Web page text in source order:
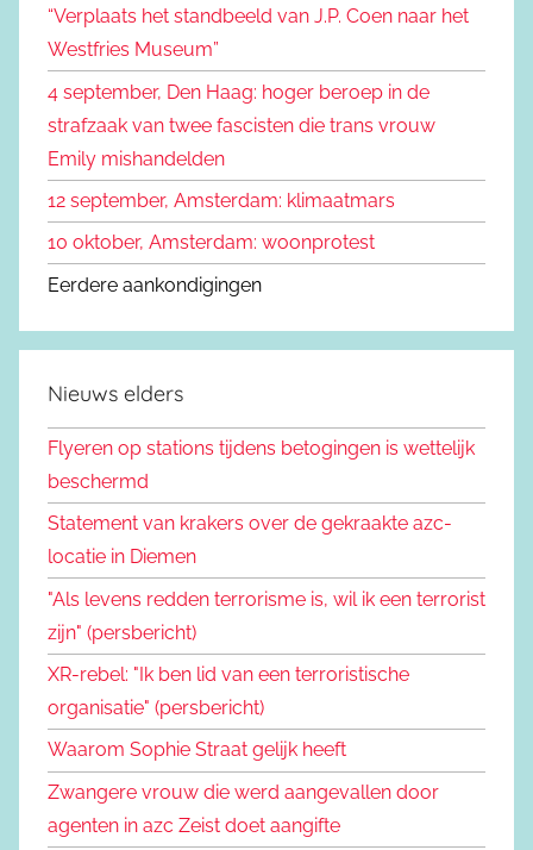
:
“Verplaats het standbeeld van J.P. Coen naar het
Westfries Museum”
4 september, Den Haag: hoger beroep in de
strafzaak van twee fascisten die trans vrouw
Emily mishandelden
12 september, Amsterdam: klimaatmars
10 oktober, Amsterdam: woonprotest
Eerdere aankondigingen
Nieuws elders
Flyeren op stations tijdens betogingen is wettelijk
beschermd
Statement van krakers over de gekraakte azc-
locatie in Diemen
"Als levens redden terrorisme is, wil ik een terrorist
zijn" (persbericht)
XR-rebel: "Ik ben lid van een terroristische
organisatie" (persbericht)
Waarom Sophie Straat gelijk heeft
Zwangere vrouw die werd aangevallen door
agenten in azc Zeist doet aangifte